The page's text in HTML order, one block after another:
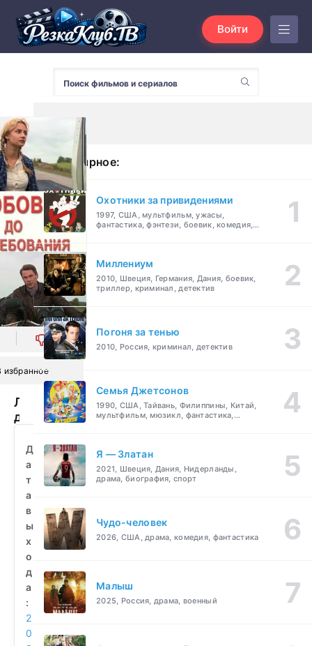
Войти
0
избранное
Любовь
до
(2009)
смотреть
бесплатно
Д
а
т
а
в
ы
х
о
д
а
:
2
0
Популярное:
Охотники за привидениями
1997, США, мультфильм, ужасы,
фантастика, фэнтези, боевик, комедия,
Миллениум
2010, Швеция, Германия, Дания, боевик,
триллер, криминал, детектив
Погоня за тенью
2010, Россия, криминал, детектив
Семья Джетсонов
1990, США, Тайвань, Филиппины, Китай,
мультфильм, мюзикл, фантастика,
Я — Златан
2021, Швеция, Дания, Нидерланды,
драма, биография, спорт
Чудо-человек
2026, США, драма, комедия, фантастика
Малыш
2025, Россия, драма, военный